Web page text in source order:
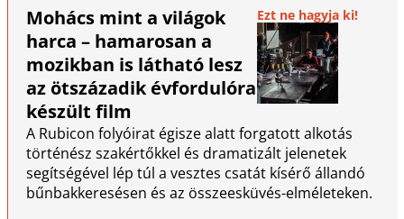
Mohács mint a világok
harca – hamarosan a
mozikban is látható lesz
az ötszázadik évfordulóra
készült film
Ezt ne hagyja ki!
A Rubicon folyóirat égisze alatt forgatott alkotás
történész szakértőkkel és dramatizált jelenetek
segítségével lép túl a vesztes csatát kísérő állandó
bűnbakkeresésen és az összeesküvés-elméleteken.